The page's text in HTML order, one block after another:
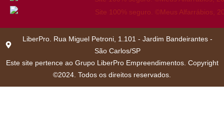
LiberPro. Rua Miguel Petroni, 1.101 - Jardim Bandeirantes -
São Carlos/SP
Este site pertence ao Grupo LiberPro Empreendimentos. Copyright
©2024. Todos os direitos reservados.